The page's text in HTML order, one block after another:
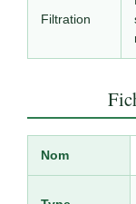
Filtration
Nom